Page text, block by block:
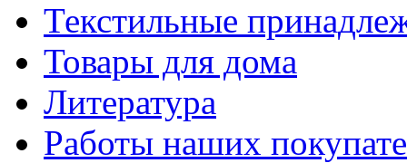
Текстильные
Товары для дома
Литература
Работы наших